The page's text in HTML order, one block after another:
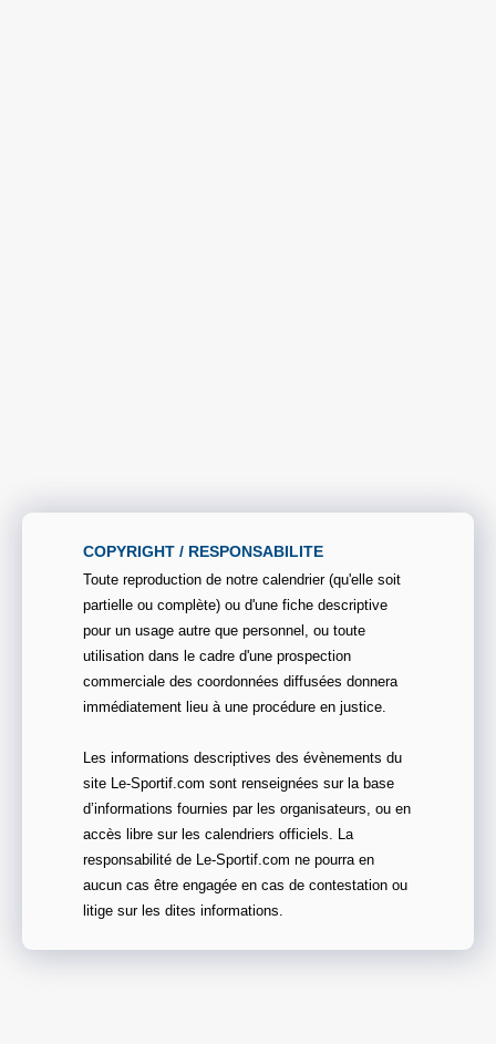
COPYRIGHT / RESPONSABILITE
Toute reproduction de notre calendrier (qu'elle soit
partielle ou complète) ou d'une fiche descriptive
pour un usage autre que personnel, ou toute
utilisation dans le cadre d'une prospection
commerciale des coordonnées diffusées donnera
immédiatement lieu à une procédure en justice.
Les informations descriptives des évènements du
site Le-Sportif.com sont renseignées sur la base
d’informations fournies par les organisateurs, ou en
accès libre sur les calendriers officiels. La
responsabilité de Le-Sportif.com ne pourra en
aucun cas être engagée en cas de contestation ou
litige sur les dites informations.